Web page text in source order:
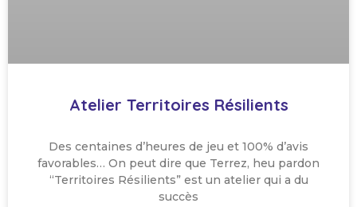
Atelier Territoires Résilients
Des centaines d’heures de jeu et 100% d’avis
favorables… On peut dire que Terrez, heu pardon
“Territoires Résilients” est un atelier qui a du
succès